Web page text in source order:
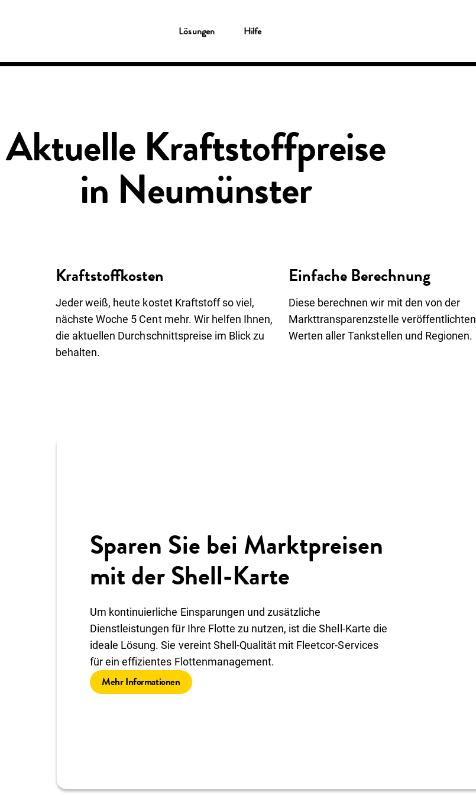
Shell Card – zum Tanken und Laden
Pannenschutz
Fleetcor App
Kunden-Online-Portal
Benzinpreise Deutschland
Fleetcor Parking
Shell Tankstellen
Wissenswertes
Über uns
Kunde werden
Lösungen Hilfe
Aktuelle Kraftstoffpreise
in Neumünster
Kraftstoffkosten
Jeder weiß, heute kostet Kraftstoff so viel,
nächste Woche 5 Cent mehr. Wir helfen Ihnen,
die aktuellen Durchschnittspreise im Blick zu
behalten.
Einfache Berechnung
Diese berechnen wir mit den von der
Markttransparenzstelle veröffentlichten
Werten aller Tankstellen und Regionen.
Sparen Sie bei Marktpreisen
mit der Shell-Karte
Um kontinuierliche Einsparungen und zusätzliche
Dienstleistungen für Ihre Flotte zu nutzen, ist die Shell-Karte die
ideale Lösung. Sie vereint Shell-Qualität mit Fleetcor-Services
für ein effizientes Flottenmanagement.
Mehr Informationen